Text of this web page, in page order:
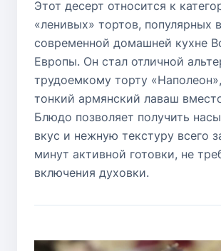
Этот десерт относится к
«ленивых» тортов, популярных в
современной домашней кухне
Европы. Он стал отличной
трудоемкому торту
тонкий армянский лаваш
Блюдо позволяет получить
вкус и нежную текстуру всего
минут активной готовки, не
включения духовки.